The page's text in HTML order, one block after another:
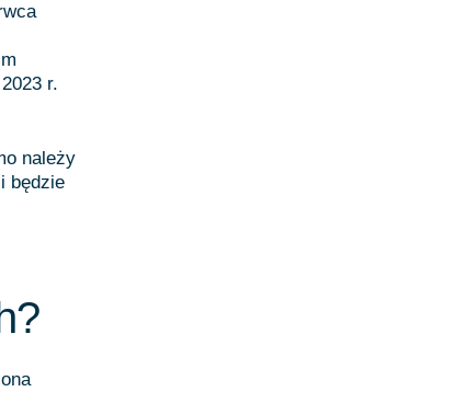
r.
należy
będzie